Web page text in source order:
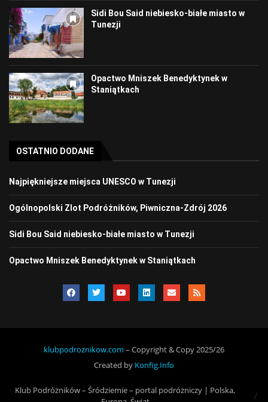
Sidi Bou Said niebiesko-białe miasto w
Tunezji
Opactwo Mniszek Benedyktynek w
Staniątkach
OSTATNIO DODANE
Najpiękniejsze miejsca UNESCO w Tunezji
Ogólnopolski Zlot Podróżników, Piwniczna-Zdrój 2026
Sidi Bou Said niebiesko-białe miasto w Tunezji
Opactwo Mniszek Benedyktynek w Staniątkach
klubpodroznikow.com – Copyright & Copy 2025/26
Created by Konfig.Info
Klub Podróżników – Śródziemie – portal podróżniczy | Polska,